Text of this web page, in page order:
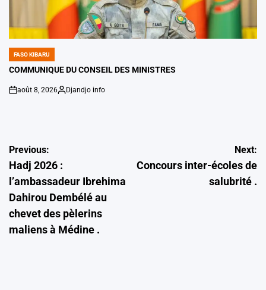
POSTED
IN
FASO KIBARU
COMMUNIQUE DU CONSEIL DES MINISTRES
on
août 8, 2026
Posted
Djandjo info
Navigation
de
l’article
Previous:
Hadj 2026 :
l’ambassadeur Ibrehima
Dahirou Dembélé au
chevet des pèlerins
maliens à Médine .
Next:
Concours inter-écoles de
salubrité .